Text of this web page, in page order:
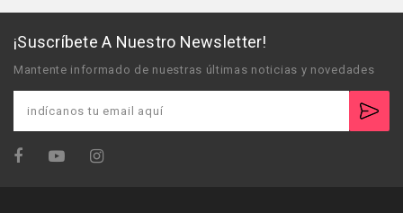
¡Suscríbete A Nuestro Newsletter!
Mantente informado de nuestras últimas noticias y novedades